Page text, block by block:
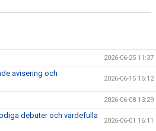
2026-06-25 11:37
avisering och
2026-06-15 16:12
2026-06-08 13:29
debuter och värdefulla
2026-06-01 16:11